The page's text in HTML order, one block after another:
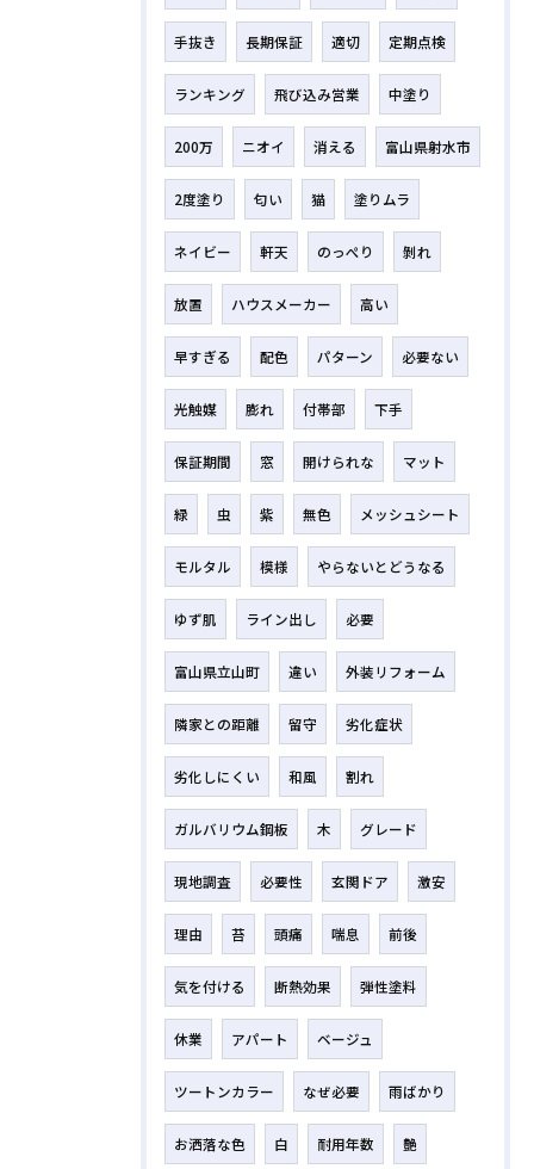
手抜き 長期保証 適切 定期点検
ランキング 飛び込み営業 中塗り
200万 ニオイ 消える 富山県射水市
2度塗り 匂い 猫 塗りムラ
ネイビー 軒天 のっぺり 剝れ
放置 ハウスメーカー 高い
早すぎる 配色 パターン 必要ない
光触媒 膨れ 付帯部 下手
保証期間 窓 開けられな マット
緑 虫 紫 無色 メッシュシート
モルタル 模様 やらないとどうなる
ゆず肌 ライン出し 必要
富山県立山町 違い 外装リフォーム
隣家との距離 留守 劣化症状
劣化しにくい 和風 割れ
ガルバリウム鋼板 木 グレード
現地調査 必要性 玄関ドア 激安
理由 苔 頭痛 喘息 前後
気を付ける 断熱効果 弾性塗料
休業 アパート ベージュ
ツートンカラー なぜ必要 雨ばかり
お洒落な色 白 耐用年数 艶